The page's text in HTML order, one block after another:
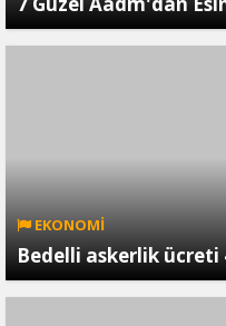
EKONOMİ
Bedelli askerlik